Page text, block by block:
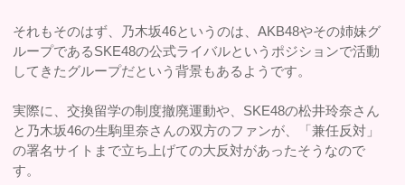
それもそのはず、乃木坂46というのは、AKB48やその姉妹グ
ループであるSKE48の公式ライバルというポジションで活動
してきたグループだという背景もあるようです。
実際に、交換留学の制度撤廃運動や、SKE48の松井玲奈さん
と乃木坂46の生駒里奈さんの双方のファンが、「兼任反対」
の署名サイトまで立ち上げての大反対があったそうなので
す。